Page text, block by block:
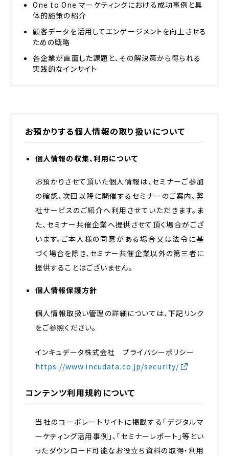
One to One マーケティングにおける成功事例と具
体的施策の紹介
顧客データを活用してエンゲージメントを向上させる
ための戦略
各企業が直面した課題と、その解決策から得られる
実践的なインサイト
お預かりする個人情報の取り扱いについて
個人情報の収集、利用について
お預かりさせて頂いた個人情報は、セミナーご参加
の確認、次回以降に開催するセミナーのご案内、弊
社サービスのご紹介へ利用させていただきます。ま
た、セミナー共催企業へ提供させて頂く場合がござ
います。ご本人様の同意がある場合又は法令に基
づく場合を除き、セミナー共催企業以外の第三者に
提供することはございません。
個人情報保護方針
個人情報取扱い管理の詳細については、下記リンク
をご参照ください。
インキュデータ株式会社 プライバシーポリシー
https://www.incudata.co.jp/security/
コンテンツ利用規約について
当社のコーポレートサイトに掲載する「デジタルマ
ーケティング活用事例」、「セミナーレポート」等とい
ったダウンロード可能なお役立ち資料の取得・利用